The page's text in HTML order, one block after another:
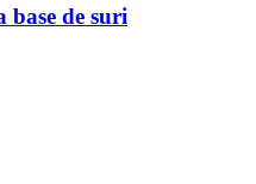
base de suri